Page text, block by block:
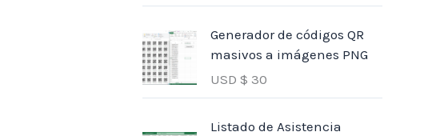
Generador de códigos QR
masivos a imágenes PNG
USD $ 30
Listado de Asistencia